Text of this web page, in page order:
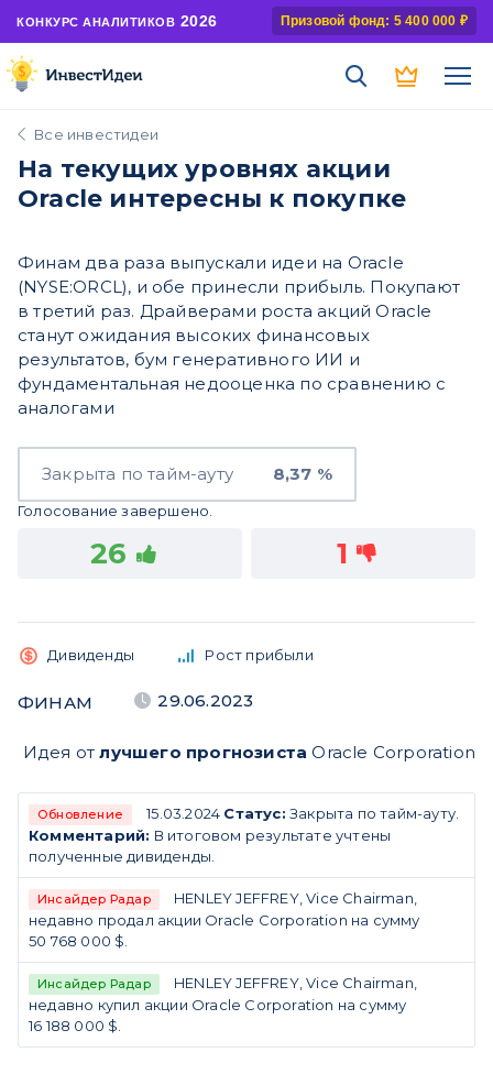
КОНКУРС АНАЛИТИКОВ 2026 Призовой фонд: 5 400 000 ₽
Все инвестидеи
На текущих уровнях акции
Oracle интересны к покупке
Финам два раза выпускали идеи на Oracle
(NYSE:ORCL), и обе принесли прибыль. Покупают
в третий раз. Драйверами роста акций Oracle
станут ожидания высоких финансовых
результатов, бум генеративного ИИ и
фундаментальная недооценка по сравнению с
аналогами
Закрыта по тайм-ауту 8,37 %
Голосование завершено.
26 1
Дивиденды Рост прибыли
ФИНАМ 29.06.2023
Идея отлучшего прогнозиста Oracle Corporation
Обновление 15.03.2024 Статус: Закрыта по тайм-ауту.
Комментарий: В итоговом результате учтены
полученные дивиденды.
Инсайдер Радар
HENLEY JEFFREY, Vice Chairman,
недавно продал акции Oracle Corporation на сумму
50 768 000 $.
Инсайдер Радар
HENLEY JEFFREY, Vice Chairman,
недавно купил акции Oracle Corporation на сумму
16 188 000 $.